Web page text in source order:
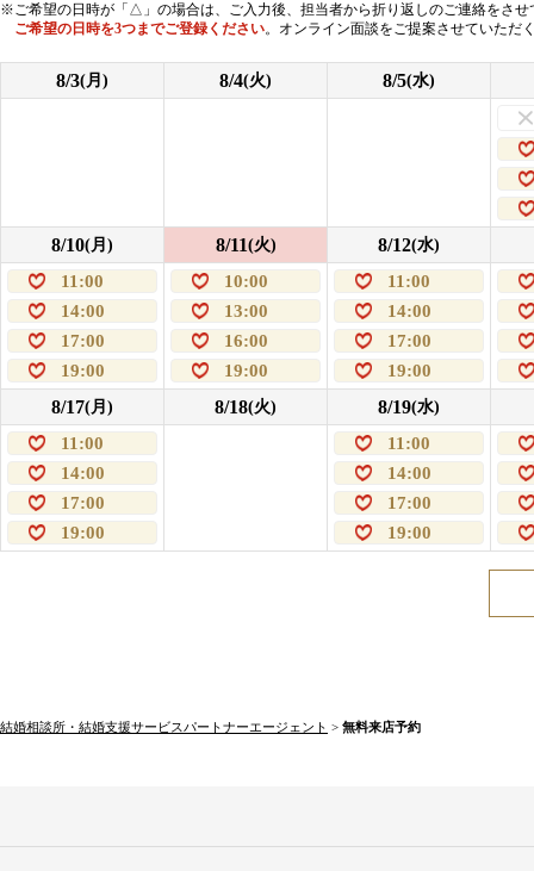
ご希望の日時が「△」の場合は、ご入力後、担当者から折り返しのご連絡をさせ
ご希望の日時を3つまでご登録ください。オンライン面談をご提案させていただ
8/3(月) 8/4(火) 8/5(水)
8/10(月)
11:00
14:00
17:00
19:00
8/11(火)
10:00
13:00
16:00
19:00
8/12(水)
11:00
14:00
17:00
19:00
8/17(月)
11:00
14:00
17:00
19:00
8/18(火) 8/19(水)
11:00
14:00
17:00
19:00
結婚相談所・結婚支援サービスパートナーエージェント > 無料来店予約